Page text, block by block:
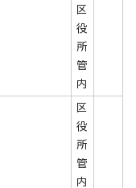
区
役
所
管
内
区
役
所
管
内